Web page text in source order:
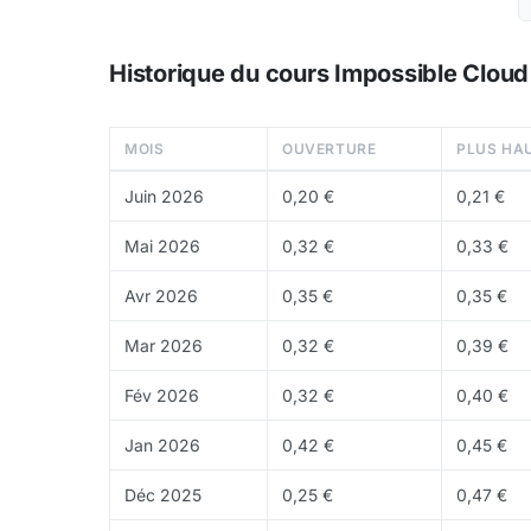
Tokenomics de ICNT
Actuellement, environ 700,00 M ICNT sont
veritable sujet est la capture de valeur par
Prix et adoption
Comme beaucoup de tokens d infrastructure,
Impossible Cloud Network Token est de0,1226
Ou acheter du ICNT ?
Le ICNT se retrouve surtout sur les
Points forts et risques
Historique du cours Impossible
MOIS OUVERTURE PLUS
Juin 2026 0,20 € 0,21 €
Mai 2026 0,32 € 0,33 €
Avr 2026 0,35 € 0,35 €
Mar 2026 0,32 € 0,39 €
Fév 2026 0,32 € 0,40 €
Jan 2026 0,42 € 0,45 €
Déc 2025 0,25 € 0,47 €